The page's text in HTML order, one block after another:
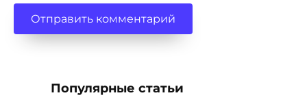
Популярные статьи